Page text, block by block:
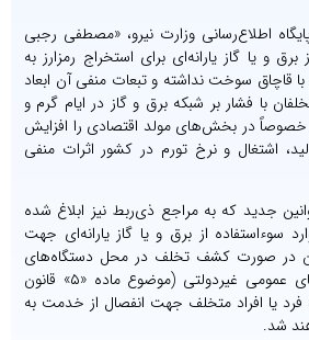
اطلاع‌رسانی وزارت نیرو، «مصطفی رجبی
و یا گاز یارانه‌ای برای استخراج رمزارز به
قاچاق سوخت نداشته و تبعات منفی آن ابعاد
با فشار بر شبکه برق و گاز در ایام گرم و
در بخش‌های مولد اقتصادی را افزایش
اشتغال و نرخ تورم در کشور اثرات منفی
جدید که به مراجع ذی‌ربط نیز ابلاغ شده
از برق و یا گاز یارانه‌ای جهت
در صورت کشف تخلف در محل دستگاه‌های
دولتی، موسسات و نهادهای عمومی غیردولتی (موضوع ماده «۵» قانون
یا افراد متخلف جهت انفصال از خدمت به
شد.